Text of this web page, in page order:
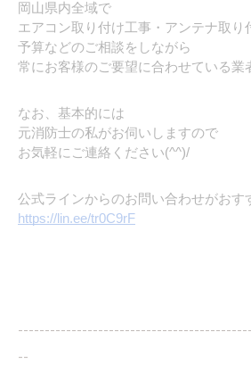
岡山県内全域で
エアコン取り付け工事・アンテナ取り
予算などのご相談をしながら
常にお客様のご要望に合わせている業
なお、基本的には
元消防士の私がお伺いしますので
お気軽にご連絡ください(^^)/
公式ラインからのお問い合わせがおす
https://lin.ee/tr0C9rF
--